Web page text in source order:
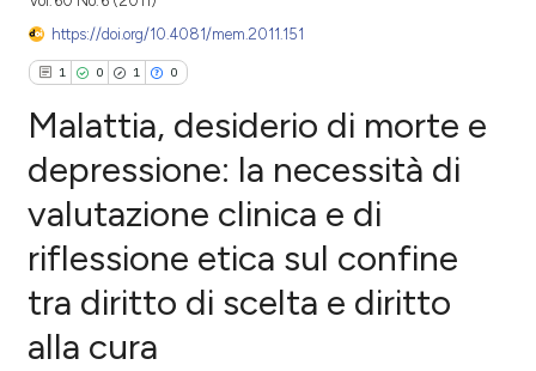
https://doi.org/10.4081/mem.2011.151
1 0 1 0
Citing Publications
Supporting
Mentioning
Contrasting
Malattia, desiderio di morte e
depressione: la necessità di
valutazione clinica e di
riflessione etica sul confine
tra diritto di scelta e diritto
alla cura